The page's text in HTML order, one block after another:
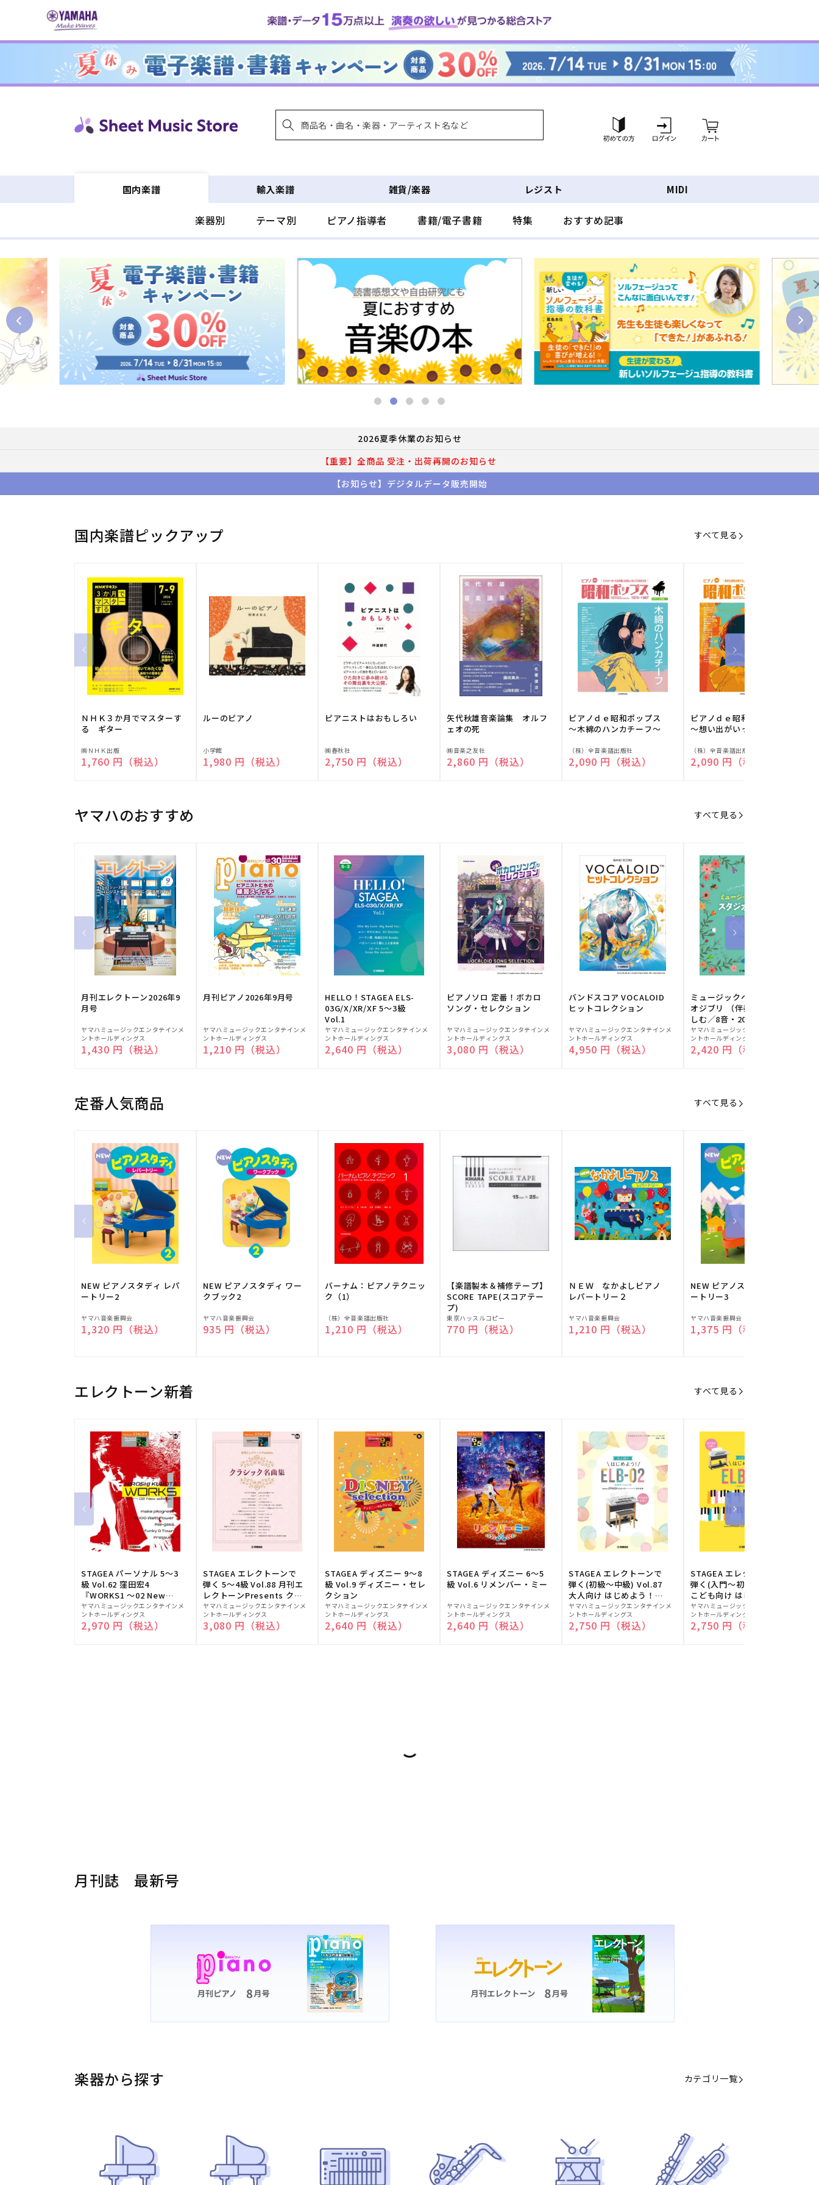
ンツに
グ
イ
ー
ト
国内楽譜
楽器別 テーマ別 ピアノ指導者 書籍/電子書籍 特集 おすすめ記事
輸入楽譜 雑貨/楽器 レジスト MIDI
2026夏季休業のお知らせ
【重要】全商品 受注・出荷再開のお知らせ
【お知らせ】デジタルデータ販売開始
国内楽譜ピックアップ すべて見る
ＮＨＫ３か月でマスターす
る ギター
販
売
㈱ＮＨＫ出版
通常価格
1,760 円（税込）
ルーのピアノ
販
売
小学館
通常価格
1,980 円（税込）
ピアニストはおもしろい
販
売
㈱春秋社
通常価格
2,750 円（税込）
矢代秋雄音楽論集 オルフ
ェオの死
販
売
㈱音楽之友社
通常価格
2,860 円（税込）
ピアノｄｅ昭和ポップス
～木綿のハンカチーフ～
販
売
（株）全音楽譜出版社
通常価格
2,090 円（税込）
ピアノｄｅ昭和ポップス
～想い出がいっぱい～
販
売
（株）全音楽譜出版社
通常価格
2,090 円（税込）
ヤマハのおすすめ すべて見る
月刊エレクトーン2026年9
月号
販
売
元:
ヤマハミュージックエンタテインメ
ントホールディングス
通常価格
1,430 円（税込）
月刊ピアノ2026年9月号
販
売
元:
ヤマハミュージックエンタテインメ
ントホールディングス
通常価格
1,210 円（税込）
HELLO！STAGEA ELS-
03G/X/XR/XF 5～3級
Vol.1
販
売
元:
ヤマハミュージックエンタテインメ
ントホールディングス
通常価格
2,640 円（税込）
ピアノソロ 定番！ボカロ
ソング・セレクション
販
売
元:
ヤマハミュージックエンタテインメ
ントホールディングス
通常価格
3,080 円（税込）
バンドスコア VOCALOID
ヒットコレクション
販
売
元:
ヤマハミュージックエンタテインメ
ントホールディングス
通常価格
4,950 円（税込）
ミュージックベルでスタジ
オジブリ （伴奏音源と楽
しむ／8音・20音ベル対応
／ドレミふりがな付）
販
売
元:
ヤマハミュージックエンタテインメ
ントホールディングス
通常価格
2,420 円（税込）
定番人気商品 すべて見る
NEW ピアノスタディ レパ
ートリー2
販
売
ヤマハ音楽振興会
通常価格
1,320 円（税込）
NEW ピアノスタディ ワー
クブック2
販
売
ヤマハ音楽振興会
通常価格
935 円（税込）
バーナム：ピアノテクニッ
ク（1）
販
売
（株）全音楽譜出版社
通常価格
1,210 円（税込）
【楽譜製本＆補修テープ】
SCORE TAPE(スコアテー
プ)
販
売
東京ハッスルコピー
通常価格
770 円（税込）
ＮＥＷ なかよしピアノ
レパートリー２
販
売
ヤマハ音楽振興会
通常価格
1,210 円（税込）
NEW ピアノスタディ レパ
ートリー3
販
売
ヤマハ音楽振興会
通常価格
1,375 円（税込）
エレクトーン新着 すべて見る
STAGEA パーソナル 5～3
級 Vol.62 窪田宏4
『WORKS1 ～02 New
edition～』
販
売
元:
ヤマハミュージックエンタテインメ
ントホールディングス
通常価格
2,970 円（税込）
STAGEA エレクトーンで
弾く 5～4級 Vol.88 月刊エ
レクトーンPresents クラ
シック名曲集
販
売
元:
ヤマハミュージックエンタテインメ
ントホールディングス
通常価格
3,080 円（税込）
STAGEA ディズニー 9～8
級 Vol.9 ディズニー・セレ
クション
販
売
元:
ヤマハミュージックエンタテインメ
ントホールディングス
通常価格
2,640 円（税込）
STAGEA ディズニー 6～5
級 Vol.6 リメンバー・ミー
販
売
元:
ヤマハミュージックエンタテインメ
ントホールディングス
通常価格
2,640 円（税込）
STAGEA エレクトーンで
弾く(初級～中級) Vol.87
大人向け はじめよう！
ELB-02(楽器のトリセツ
付)
販
売
元:
ヤマハミュージックエンタテインメ
ントホールディングス
通常価格
2,750 円（税込）
STAGEA エレクトーンで
弾く(入門～初級) Vol.86
こども向け はじめよう！
ELB-02(楽器のトリセツ
付)
販
売
元:
ヤマハミュージックエンタテインメ
ントホールディングス
通常価格
2,750 円（税込）
月刊誌 最新号
楽器から探す カテゴリ一覧